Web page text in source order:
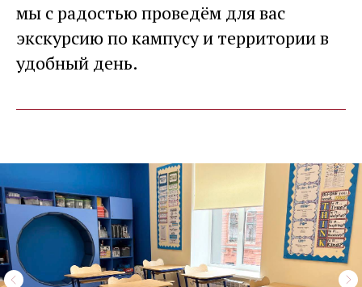
мы с радостью проведём для вас
экскурсию по кампусу и территории в
удобный день.